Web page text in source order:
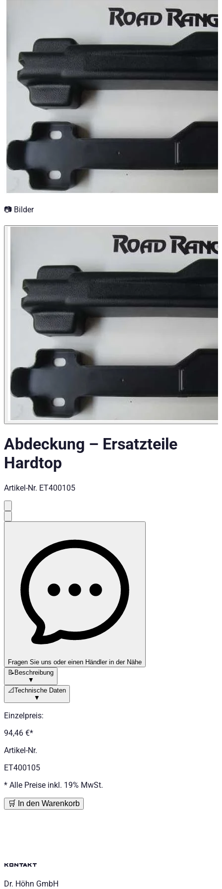
🔒 Abdeckung für die elektrische Verriegelung der
Technische Daten
Nettogewicht : 0.4
kg
Bruttogewicht :0.5
kg
Einbauzeit:2
Tauschzeit:4
Konfigurationsvarianten
Preis ab:79,38€inkl. MwSt.
📷 Bilder
Abdeckung – Ersatzteile
Hardtop
Artikel-Nr. ET400105
Fragen Sie uns oder einen Händler in der Nähe
📝Beschreibung
▼
📐Technische Daten
▼
Einzelpreis:
94,46 €*
Artikel-Nr.
ET400105
* Alle Preise inkl. 19% MwSt.
🛒 In den Warenkorb
kontakt
Dr. Höhn GmbH